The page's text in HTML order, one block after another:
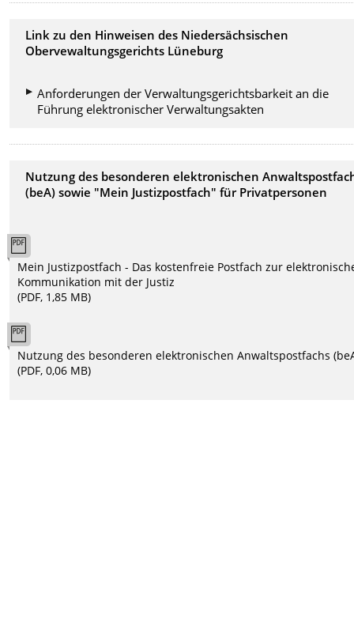
Link zu den Hinweisen des Niedersächsischen
Obervewaltungsgerichts Lüneburg
Anforderungen der Verwaltungsgerichtsbarkeit an die
Führung elektronischer Verwaltungsakten
Nutzung des besonderen elektronischen
(beA) sowie "Mein Justizpostfach" für Privatpersonen
Mein Justizpostfach - Das kostenfreie Postfach zur
Kommunikation mit der Justiz
(PDF, 1,85 MB)
Nutzung des besonderen elektronischen Anwaltspostfachs
(PDF, 0,06 MB)